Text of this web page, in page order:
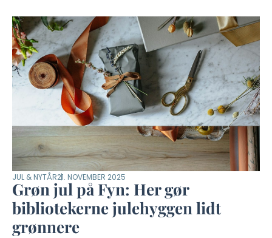
JUL & NYTÅR21. NOVEMBER 2025
Grøn jul på Fyn: Her gør
bibliotekerne julehyggen lidt
grønnere